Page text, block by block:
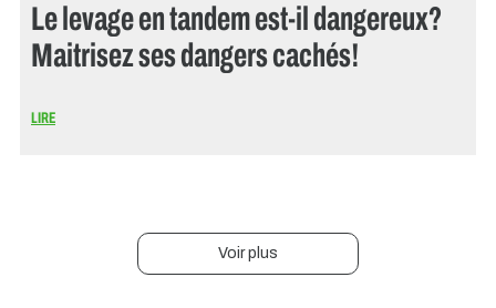
Le levage en tandem est-il dangereux?
Maitrisez ses dangers cachés!
LIRE
Voir plus